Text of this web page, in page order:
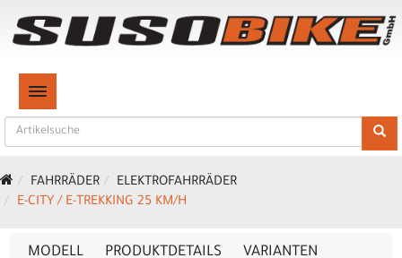
TOGGLE NAVIGATION
FAHRRÄDER
ELEKTROFAHRRÄDER
E-CITY / E-TREKKING 25 KM/H
MODELL PRODUKTDETAILS VARIANTEN